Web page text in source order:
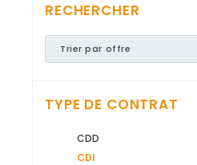
RECHERCHER
TYPE DE CONTRAT
CDD
CDI